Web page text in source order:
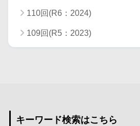
110回(R6：2024)
109回(R5：2023)
キーワード検索はこちら